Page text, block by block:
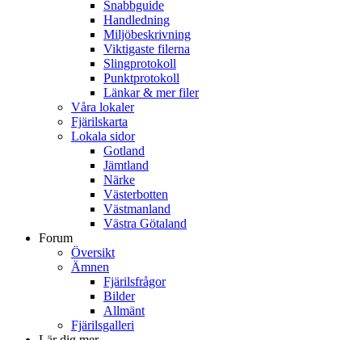
Snabbguide
Handledning
Miljöbeskrivning
Viktigaste filerna
Slingprotokoll
Punktprotokoll
Länkar & mer filer
Våra lokaler
Fjärilskarta
Lokala sidor
Gotland
Jämtland
Närke
Västerbotten
Västmanland
Västra Götaland
Forum
Översikt
Ämnen
Fjärilsfrågor
Bilder
Allmänt
Fjärilsgalleri